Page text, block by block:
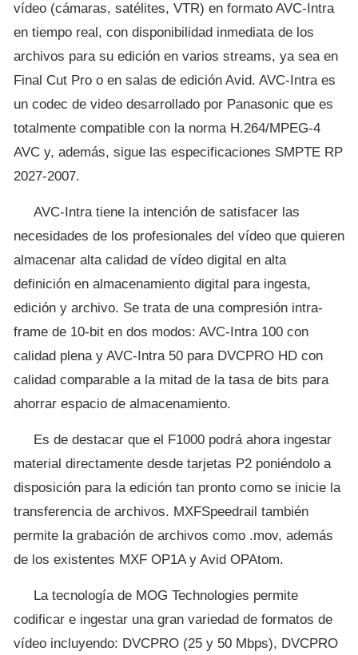
vídeo (cámaras, satélites, VTR) en formato AVC-Intra
en tiempo real, con disponibilidad inmediata de los
archivos para su edición en varios streams, ya sea en
Final Cut Pro o en salas de edición Avid. AVC-Intra es
un codec de video desarrollado por Panasonic que es
totalmente compatible con la norma H.264/MPEG-4
AVC y, además, sigue las especificaciones SMPTE RP
2027-2007.
AVC-Intra tiene la intención de satisfacer las
necesidades de los profesionales del vídeo que quieren
almacenar alta calidad de vídeo digital en alta
definición en almacenamiento digital para ingesta,
edición y archivo. Se trata de una compresión intra-
frame de 10-bit en dos modos: AVC-Intra 100 con
calidad plena y AVC-Intra 50 para DVCPRO HD con
calidad comparable a la mitad de la tasa de bits para
ahorrar espacio de almacenamiento.
Es de destacar que el F1000 podrá ahora ingestar
material directamente desde tarjetas P2 poniéndolo a
disposición para la edición tan pronto como se inicie la
transferencia de archivos. MXFSpeedrail también
permite la grabación de archivos como .mov, además
de los existentes MXF OP1A y Avid OPAtom.
La tecnología de MOG Technologies permite
codificar e ingestar una gran variedad de formatos de
vídeo incluyendo: DVCPRO (25 y 50 Mbps), DVCPRO